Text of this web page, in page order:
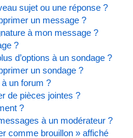
sujet ou une réponse ?
un message ?
à mon message ?
?
d’options à un sondage ?
un sondage ?
un forum ?
de pièces jointes ?
?
à un modérateur ?
comme brouillon » affiché